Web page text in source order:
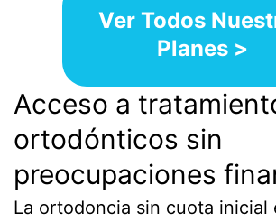
Ver Todos
Planes >
Acceso a
ortodónticos sin
preocupaciones
La ortodoncia sin cuota inicial